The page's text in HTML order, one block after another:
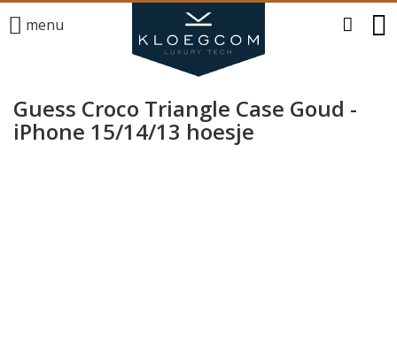
menu
Guess Croco Triangle Case Goud -
iPhone 15/14/13 hoesje